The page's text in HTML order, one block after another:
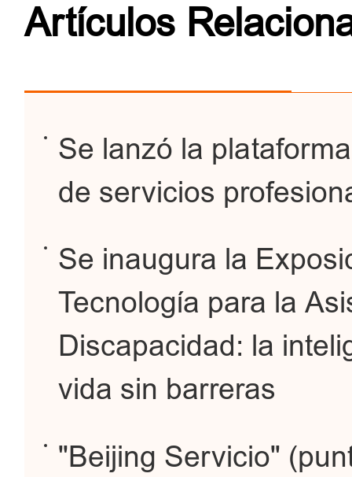
Artículos
Se lanzó la
de servicios
Se inaugura la
Tecnología para la
Discapacidad: la
vida sin barreras
"Beijing Servicio"